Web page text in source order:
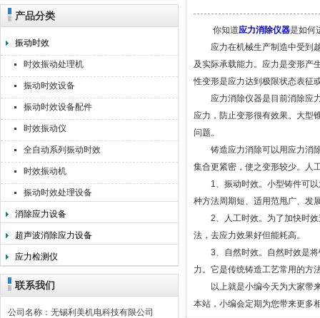
无锡利美机电科技有限公司
产品分类
振动时效
时效振动处理机
振动时效设备
振动时效设备配件
时效振动仪
全自动系列振动时效
时效振动机
振动时效处理设备
消除应力设备
超声波消除应力设备
应力检测仪
联系我们
公司名称：无锡利美机电科技有限公司
你知道应力消除仪器是如何
应力在机械生产制造中受到越
及实际承载能力。应力是变形产
性变形是应力达到极限状态表征
应力消除仪器是目前消除应力
应力，防止变形很有效果。大型
问题。
铸造应力消除可以用应力消除
集合更紧密，使之变形较少。人
1、振动时效。小型铸件可以
种方法周期短、适用范甩广、发
2、人工时效。为了加快时效
法，去应力效果好但能耗高。
3、自然时效。自然时效是将
力。它是传统铸造工艺常用的方
以上就是小编今天为大家带来
本站，小编会定期为您带来更多